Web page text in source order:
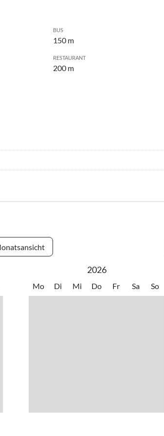
BUS
150 m
RESTAURANT
200 m
• Schifffahrt/Bootstour
Uhr
2026
Mo Di Mi Do Fr Sa So